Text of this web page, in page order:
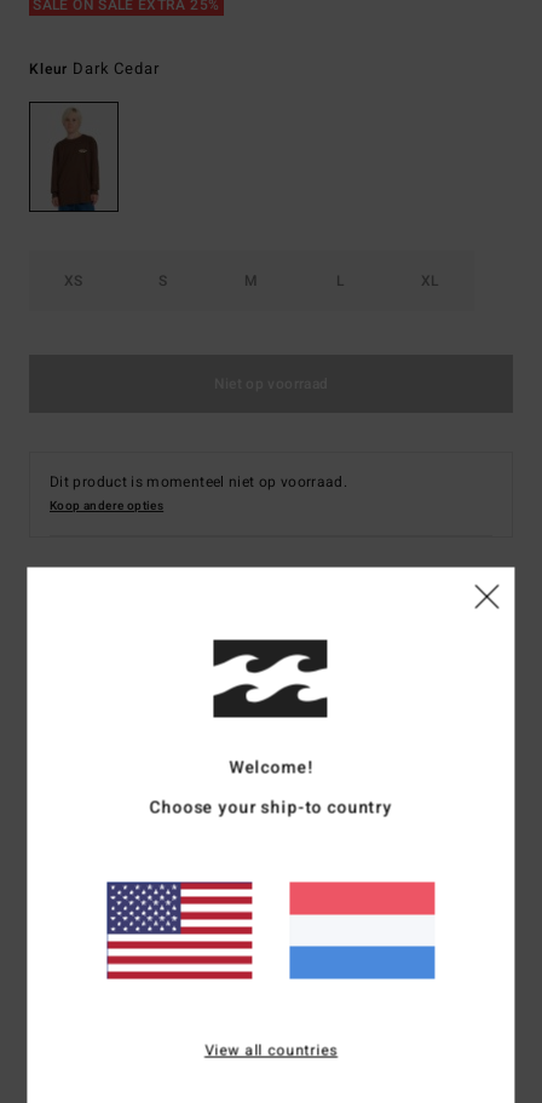
SALE ON SALE EXTRA 25%
Kleur Dark Cedar
XS S M L XL
Dit product is momenteel niet op voorraad.
Koop andere opties
Jongens 8-16 Bruin T-shirt met Lange Mouwen
Kleurcodecsr0
Katoen [160 g/m2]
Zacht aanvoelende zeefdruk voor en achter.
Thermisch klevend label in de nek
Label in de zijnaad
Welcome!
Choose your ship-to country
View all countries